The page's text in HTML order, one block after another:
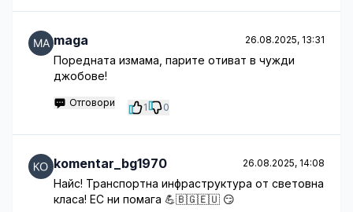
maga 26.08.2025, 13:31
Поредната измама, парите отиват в чужди
джобове!
Отговори 1 0
komentar_bg1970 26.08.2025, 14:08
Найс! Транспортна инфраструктура от световна
класа! ЕС ни помага 💪🇧🇬🇪🇺 😏